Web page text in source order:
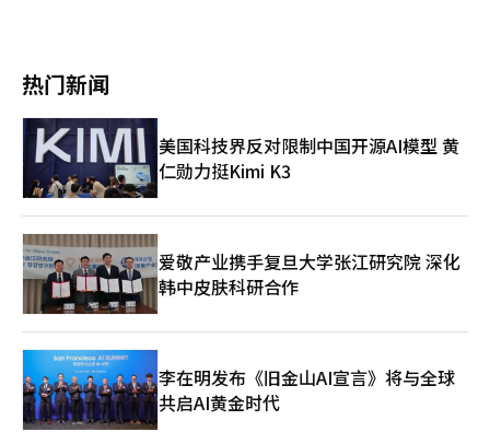
潜力较大的领域，调整了集团的投资组合。 如今的AX战略也被分
析为不仅仅是技术引入，而是重新设计集团未来实力的过程。 业
成本或生产规模决定，积累和分析数据以提升生产力、质量和客户
体验的能力正成为核心竞争要素。” LG目前推进的AX也是为了增
强制造业的本质竞争力。相比于华丽的AI服务竞争，深度将AI融入
工业现场的静默创新，正成为决定LG未来的关键变量。※ 本报道
经人工智能（AI）系统翻译与编辑。
兰埃因霍温新住宅区的热泵供应，并获得了利德凯克地区的额外订
并在德国和英国等地扩大与当地企业的合作。 业内普遍认为，热
泵市场将成为未来空调（HVAC）产业的核心增长点。尤其是欧洲
日益严格的碳法规和电力效率政策，可能会推动全球市场的扩展。
LG电子不仅在住宅热泵领域，还在商业系统空调和工业冷却器方
面强化全系列战略。在商业市场，推出了大容量系统空调“LG
MultiV i”，在工业市场则以超大型冷却器为主攻方向。 LG电子还
在进行下一代技术的开发。公司在韩国、美国阿拉斯加、挪威奥斯
陆和中国哈尔滨等地设有寒冷地区研究所，研究在极端环境下稳定
运行的热泵技术，并持续扩大与当地大学和研究机构的合作。 LG
电子ES事业本部总裁李在成表示：“我们将基于在欧洲等全球市
场积累的技术和经验，扩大国内高效采暖市场，让客户体验兼顾能
效和环保的新采暖体验。” LG电子相关人士指出：“欧洲市场已
普遍采用热泵采暖，而国内则以城市燃气和液化石油气等化石燃料
为主，这一点是最大的区别。尤其是欧洲单户住宅比例较高，而韩
国则以公寓为主，安装环境和需求结构也存在差异。” 他补充
为，尽管目前国内供暖市场仍以城市燃气锅炉为主，但随着碳减排
政策和电气化趋势，热泵需求可能在新建住宅和公共建筑中增加。
LG电子的热泵技术已在欧洲市场验证其商业价值。在意大利米兰
举行的全球空调展MCE 2026上，LG的住宅用热泵系统室外机和室
内机均获奖。此外，LG还在荷兰和南欧五国供应超过10万户的住
宅项目。LG电子不仅在住宅领域，还在商业和工业领域扩展热泵
产品线，为大型商业设施提供“LG Multi V i”系统空调，并在数据
中心、工厂和发电厂等工业场所推广大型冷却设备“冷水机”。李
在成，LG电子ES事业本部长（社长）表示：“我们将利用在欧洲
等全球市场积累的技术和业务经验，开拓国内市场，让客户体验到
环保高效的新型供暖方式。”※ 本报道经人工智能（AI）系统翻译
与编辑。
热门新闻
美国科技界反对限制中国开源AI模型 黄
仁勋力挺Kimi K3
爱敬产业携手复旦大学张江研究院 深化
韩中皮肤科研合作
李在明发布《旧金山AI宣言》将与全球
共启AI黄金时代